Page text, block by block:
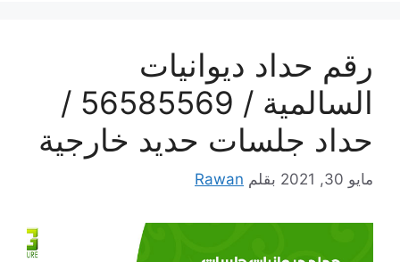
رقم حداد ديوانيات
السالمية / 56585569 /
حداد جلسات حديد خارجية
مايو 30, 2021 بقلم Rawan